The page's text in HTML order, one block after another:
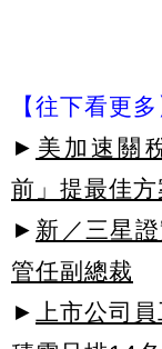
【往下看更多
► 美加速關
前」提最佳方
► 新／三星
管任副總裁
►
上市公司